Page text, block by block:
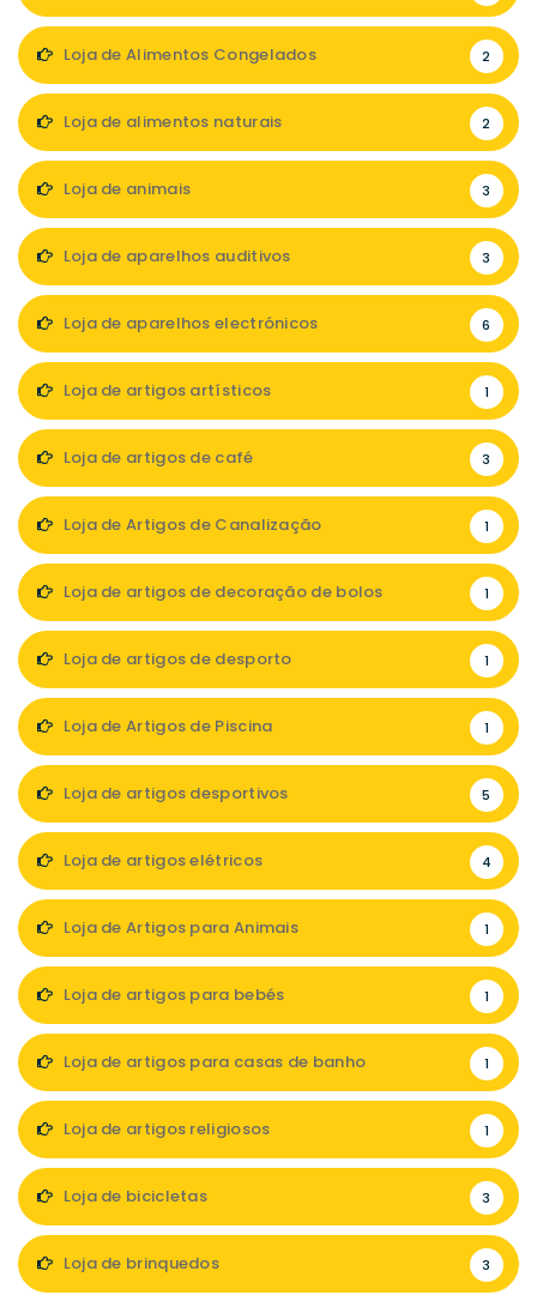
Loja de Alimentos Congelados 2
Loja de alimentos naturais 2
Loja de animais 3
Loja de aparelhos auditivos 3
Loja de aparelhos electrónicos 6
Loja de artigos artísticos 1
Loja de artigos de café 3
Loja de Artigos de Canalização 1
Loja de artigos de decoração de bolos 1
Loja de artigos de desporto 1
Loja de Artigos de Piscina 1
Loja de artigos desportivos 5
Loja de artigos elétricos 4
Loja de Artigos para Animais 1
Loja de artigos para bebés 1
Loja de artigos para casas de banho 1
Loja de artigos religiosos 1
Loja de bicicletas 3
Loja de brinquedos 3